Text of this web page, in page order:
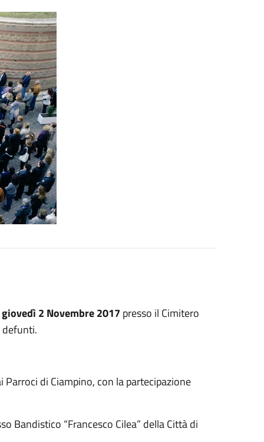
2 Novembre 2017 presso il Cimitero
defunti.
di Ciampino, con la partecipazione
Bandistico “Francesco Cilea” della Città di